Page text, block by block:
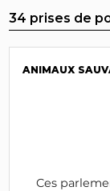
34 prises de
ANIMAUX
Ces